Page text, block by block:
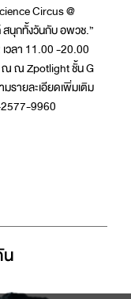
Circus @
สนุกทั้งวันกับ อพวช.”
วลา 11.00 -20.00
ณ ณ Zpotlight ชั้น G
รายละเอียดเพิ่มเติม
9960